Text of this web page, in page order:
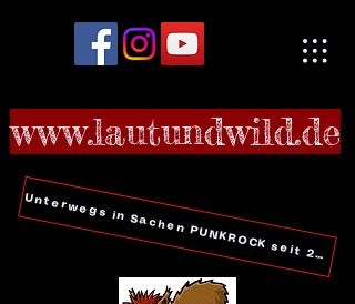
Unterwegs in Sachen PUNKROCK seit 2006
www.lautundwild.de